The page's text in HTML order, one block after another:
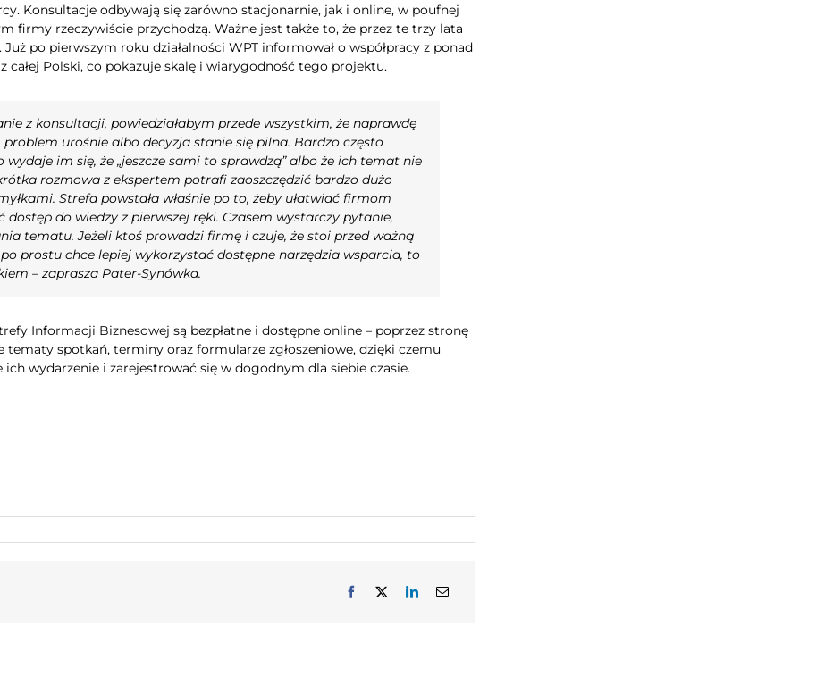
Konsultacje odbywają się zarówno stacjonarnie, jak i online, w poufnej
firmy rzeczywiście przychodzą. Ważne jest także to, że przez te trzy lata
po pierwszym roku działalności WPT informował o współpracy z ponad
Polski, co pokazuje skalę i wiarygodność tego projektu.
z konsultacji, powiedziałabym przede wszystkim, że naprawdę
urośnie albo decyzja stanie się pilna. Bardzo często
im się, że „jeszcze sami to sprawdzą” albo że ich temat nie
rozmowa z ekspertem potrafi zaoszczędzić bardzo dużo
Strefa powstała właśnie po to, żeby ułatwiać firmom
dostęp do wiedzy z pierwszej ręki. Czasem wystarczy pytanie,
tematu. Jeżeli ktoś prowadzi firmę i czuje, że stoi przed ważną
prostu chce lepiej wykorzystać dostępne narzędzia wsparcia, to
– zaprasza Pater-Synówka.
Informacji Biznesowej są bezpłatne i dostępne online – poprzez stronę
spotkań, terminy oraz formularze zgłoszeniowe, dzięki czemu
wydarzenie i zarejestrować się w dogodnym dla siebie czasie.